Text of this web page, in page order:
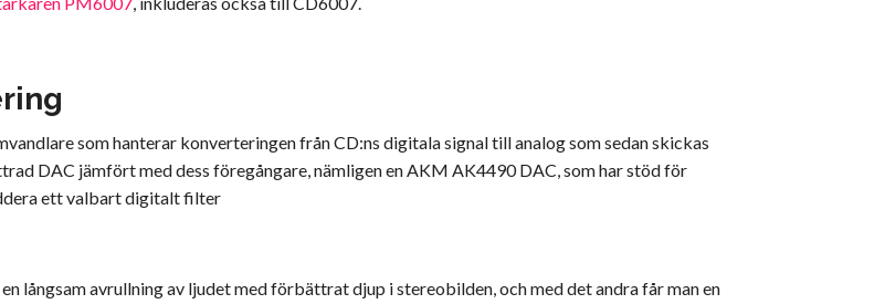
som hanterar konverteringen från CD:ns digitala signal till analog som sedan skickas
DAC jämfört med dess föregångare, nämligen en AKM AK4490 DAC, som har stöd för
ett valbart digitalt filter
långsam avrullning av ljudet med förbättrat djup i stereobilden, och med det andra får man en